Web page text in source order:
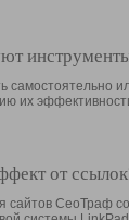
самостоятельно
их
от
сайтов СеоТраф